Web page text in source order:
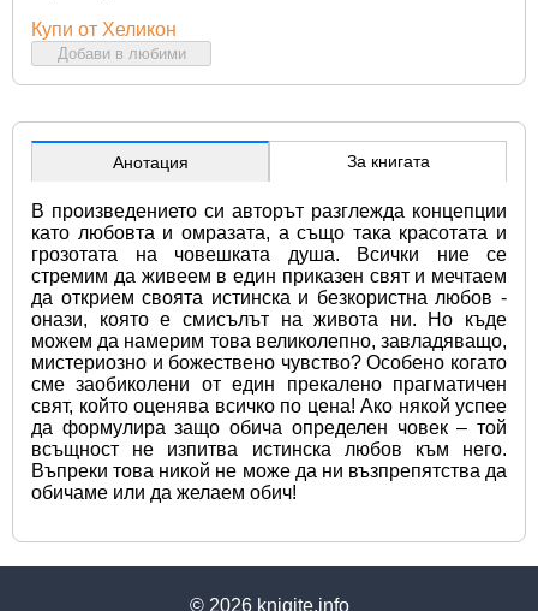
Купи от Хеликон
Добави в любими
Анотация За книгата
В произведението си авторът разглежда концепции
като любовта и омразата, а също така красотата и
грозотата на човешката душа. Всички ние се
стремим да живеем в един приказен свят и мечтаем
да открием своята истинска и безкористна любов -
онази, която е смисълът на живота ни. Но къде
можем да намерим това великолепно, завладяващо,
мистериозно и божествено чувство? Особено когато
сме заобиколени от един прекалено прагматичен
свят, който оценява всичко по цена! Ако някой успее
да формулира защо обича определен човек – той
всъщност не изпитва истинска любов към него.
Въпреки това никой не може да ни възпрепятства да
обичаме или да желаем обич!
© 2026 knigite.info